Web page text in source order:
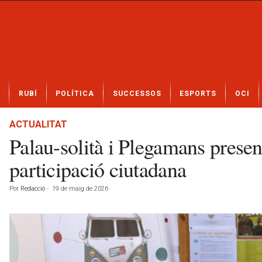
t
RUBÍ POLÍTICA SUCCESSOS ESPORTS OCI
ACTUALITAT
Palau-solità i Plegamans
participació ciutadana
Por Redacció - 19 de maig de 2026